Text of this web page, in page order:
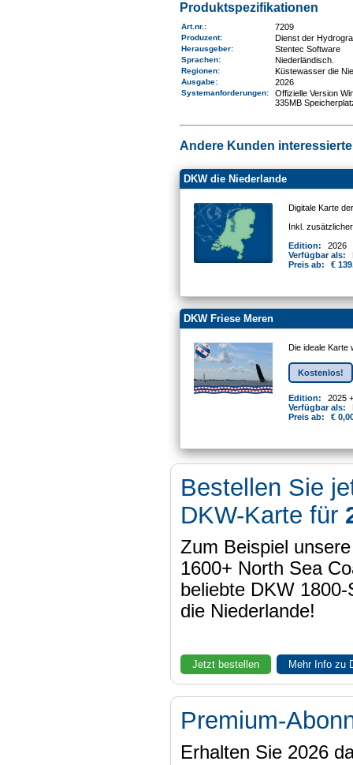
Produktspezifikationen
Art.nr. : 7209
Produzent: Dienst der
Herausgeber: Stentec Software
Sprachen: Niederländisch.
Regionen: Küstewasser die
Ausgabe: 2026
Systemanforderungen:
Offizielle Version
335MB
Andere Kunden
DKW die Niederlande
Digitale Karte
Inkl.
Edition:
2026
Verfügbar als:
Preis ab:
€
DKW Friese Meren
Die ideale
Kostenlos!
Edition:
2025
Verfügbar als:
Preis ab:
€
Bestellen Sie
DKW-Karte für
Zum Beispiel
1600+ North Sea
beliebte DKW
die Niederlande!
Jetzt bestellen Mehr Info zu
Premium-
Erhalten Sie 2026